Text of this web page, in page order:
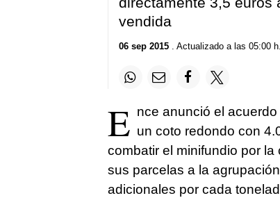
vendida
06 sep 2015. Actualizado a las 05:00 h.
E nce anunció el
un coto redondo con
combatir el minifundio por
sus parcelas a la
adicionales por cada